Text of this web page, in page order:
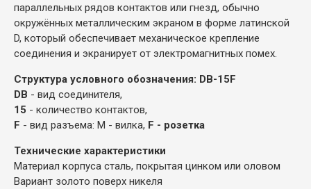
параллельных рядов контактов или гнезд, обычно
окружённых металлическим экраном в форме латинской
D, который обеспечивает механическое крепление
соединения и экранирует от электромагнитных помех.
Структура условного обозначения: DB-15F
DB - вид соединителя,
15 - количество контактов,
F - вид разъема: М - вилка, F - розетка
Технические характеристики
Материал корпуса сталь, покрытая цинком или оловом
Вариант золото поверх никеля